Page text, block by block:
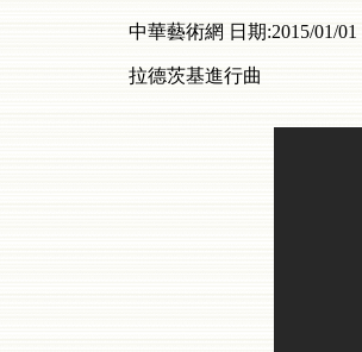
中華藝術網 日期:2015/01/01
拉德茨基進行曲